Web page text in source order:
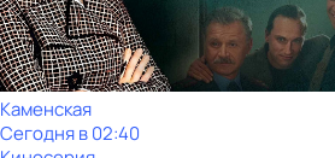
Каменская
Сегодня в 02:40